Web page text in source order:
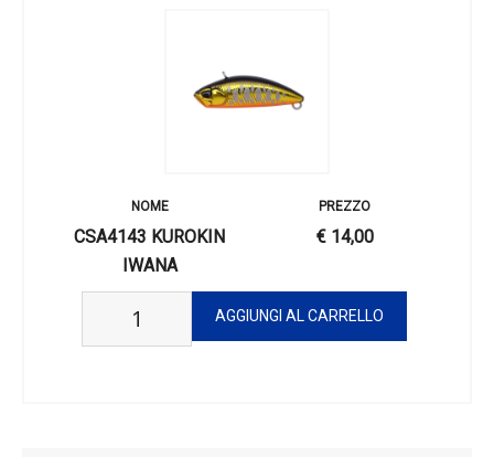
CSA4143 KUROKIN
IWANA
€ 14,00